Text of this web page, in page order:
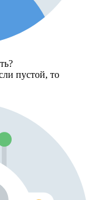
пустой, то